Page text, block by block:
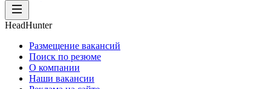
HeadHunter
Размещение вакансий
Поиск по резюме
О компании
Наши вакансии